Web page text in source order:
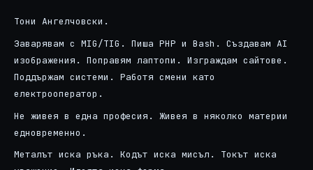
Тони Ангелчовски.
Заварявам с MIG/TIG. Пиша PHP и Bash. Създавам AI
изображения. Поправям лаптопи. Изграждам сайтове.
Поддържам системи. Работя смени като
електрооператор.
Не живея в една професия. Живея в няколко материи
едновременно.
Металът иска ръка. Кодът иска мисъл. Токът иска